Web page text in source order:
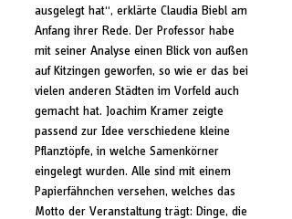
ausgelegt hat“, erklärte Claudia Biebl am
Anfang ihrer Rede. Der Professor habe
mit seiner Analyse einen Blick von außen
auf Kitzingen geworfen, so wie er das bei
vielen anderen Städten im Vorfeld auch
gemacht hat. Joachim Kramer zeigte
passend zur Idee verschiedene kleine
Pflanztöpfe, in welche Samenkörner
eingelegt wurden. Alle sind mit einem
Papierfähnchen versehen, welches das
Motto der Veranstaltung trägt: Dinge, die